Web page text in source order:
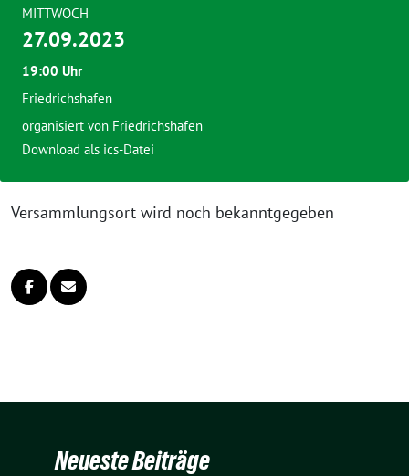
Versammlungsort wird noch bekanntgegeben
MITTWOCH
27.09.2023
19:00 Uhr
Friedrichshafen
organisiert von Friedrichshafen
Download als ics-Datei
Neueste Beiträge